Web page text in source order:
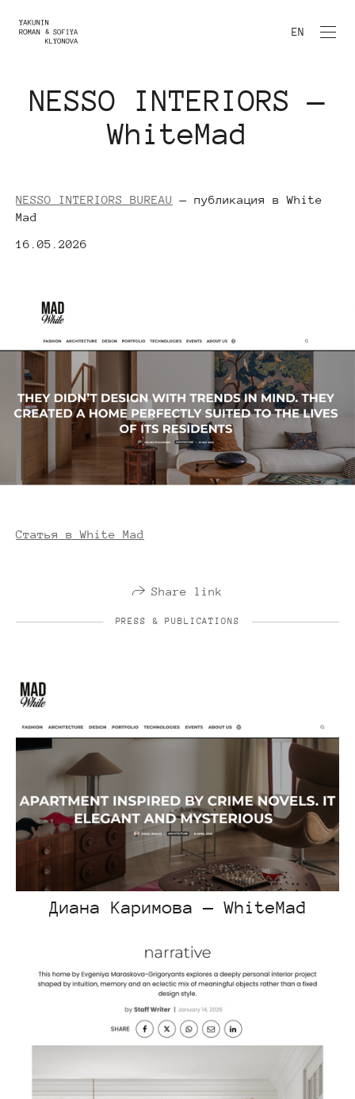
EN
NESSO INTERIORS —
WhiteMad
NESSO INTERIORS BUREAU — публикация в White
Mad
16.05.2026
Статья в White Mad
Share link
PRESS & PUBLICATIONS
Диана Каримова — WhiteMad